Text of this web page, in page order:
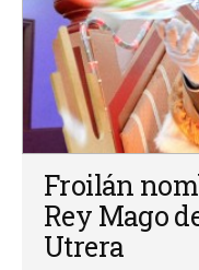
Froilán
Rey Mago
Utrera